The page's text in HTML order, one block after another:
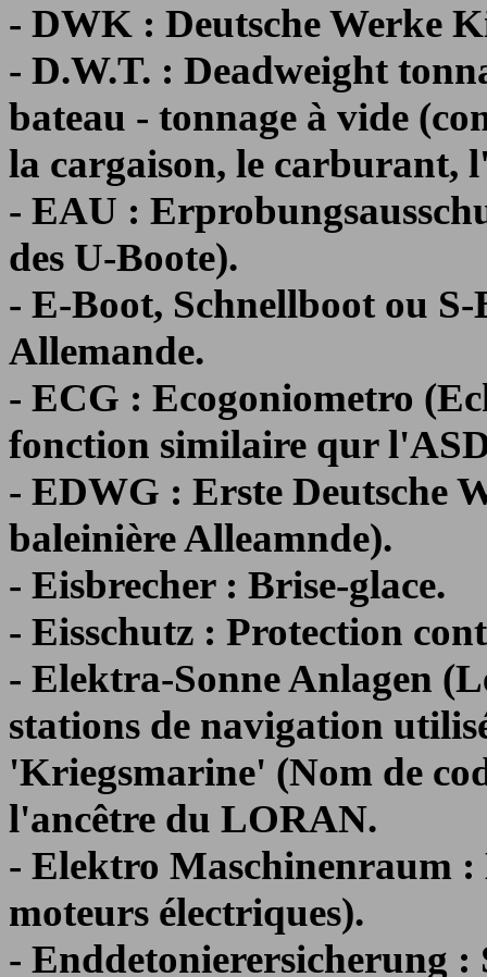
- DWK : Deutsche Werke
- D.W.T. : Deadweight
bateau - tonnage à vide
la cargaison, le carburant,
- EAU :
des U-Boote).
- E-Boot, Schnellboot ou
Allemande.
- ECG : Ecogoniometro
fonction similaire qur
- EDWG : Erste Deutsche
baleinière Alleamnde).
- Eisbrecher : Brise-glace.
- Eisschutz : Protection
- Elektra-Sonne Anlagen
stations de navigation
'Kriegsmarine' (Nom de
l'ancêtre du LORAN.
- Elektro Maschinenraum :
moteurs électriques).
- Enddetonierersicherung